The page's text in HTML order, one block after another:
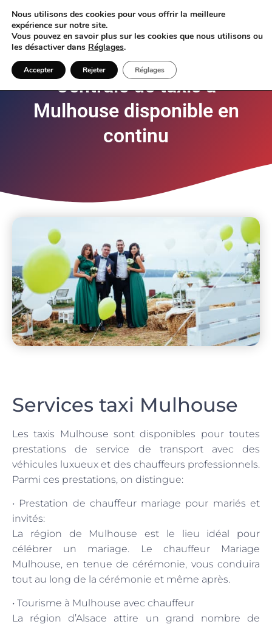
Centrale de taxis à
Mulhouse disponible en
continu
Services taxi Mulhouse
Les taxis Mulhouse sont disponibles pour toutes
prestations de service de transport avec des
véhicules luxueux et des chauffeurs professionnels.
Parmi ces prestations, on distingue:
• Prestation de chauffeur mariage pour mariés et
invités:
La région de Mulhouse est le lieu idéal pour
célébrer un mariage. Le chauffeur Mariage
Mulhouse, en tenue de cérémonie, vous conduira
tout au long de la cérémonie et même après.
• Tourisme à Mulhouse avec chauffeur
La région d’Alsace attire un grand nombre de
Nous utilisons des cookies pour vous offrir la meilleure
expérience sur notre site.
Vous pouvez en savoir plus sur les cookies que nous utilisons ou
les désactiver dans Réglages.
Accepter Rejeter Réglages